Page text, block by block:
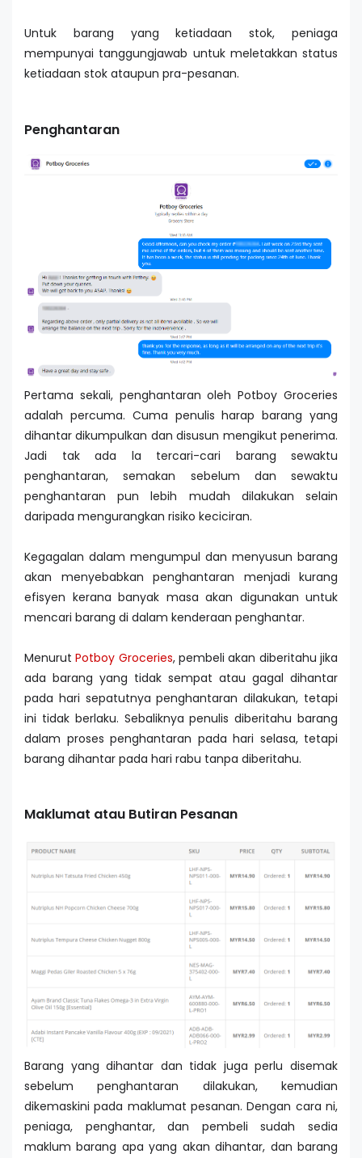
Untuk barang yang ketiadaan stok, peniaga
mempunyai tanggungjawab untuk meletakkan status
ketiadaan stok ataupun pra-pesanan.
Penghantaran
Pertama sekali, penghantaran oleh Potboy Groceries
adalah percuma. Cuma penulis harap barang yang
dihantar dikumpulkan dan disusun mengikut penerima.
Jadi tak ada la tercari-cari barang sewaktu
penghantaran, semakan sebelum dan sewaktu
penghantaran pun lebih mudah dilakukan selain
daripada mengurangkan risiko keciciran.
Kegagalan dalam mengumpul dan menyusun barang
akan menyebabkan penghantaran menjadi kurang
efisyen kerana banyak masa akan digunakan untuk
mencari barang di dalam kenderaan penghantar.
MenurutPotboy Groceries, pembeli akan diberitahu jika
ada barang yang tidak sempat atau gagal dihantar
pada hari sepatutnya penghantaran dilakukan, tetapi
ini tidak berlaku. Sebaliknya penulis diberitahu barang
dalam proses penghantaran pada hari selasa, tetapi
barang dihantar pada hari rabu tanpa diberitahu.
Maklumat atau Butiran Pesanan
Barang yang dihantar dan tidak juga perlu disemak
sebelum penghantaran dilakukan, kemudian
dikemaskini pada maklumat pesanan. Dengan cara ni,
peniaga, penghantar, dan pembeli sudah sedia
maklum barang apa yang akan dihantar, dan barang